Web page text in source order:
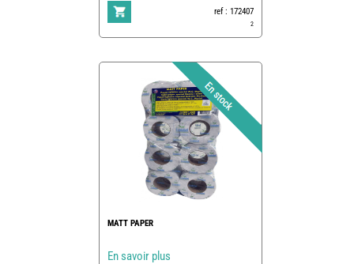
ref : 172407
2
MATT PAPER
En savoir plus